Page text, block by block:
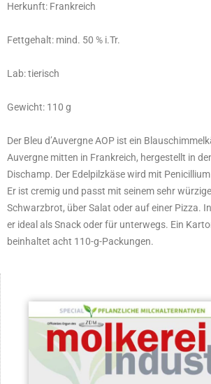
Herkunft: Frankreich
Fettgehalt: mind. 50 % i.Tr.
Lab: tierisch
Gewicht: 110 g
Der Bleu d’Auvergne AOP ist ein
Auvergne mitten in Frankreich, hergestellt in
Dischamp. Der Edelpilzkäse wird mit
Er ist cremig und passt mit seinem sehr
Schwarzbrot, über Salat oder auf einer Pizza.
er ideal als Snack oder für unterwegs. Ein
beinhaltet acht 110-g-Packungen.